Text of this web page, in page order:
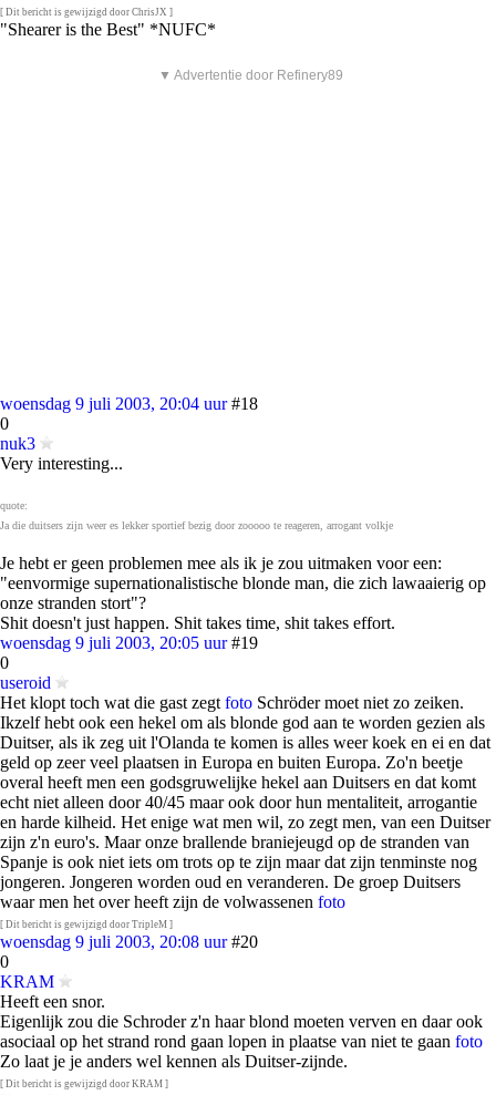
[ Dit bericht is gewijzigd door ChrisJX ]
"Shearer is the Best" *NUFC*
▼ Advertentie door Refinery89
woensdag 9 juli 2003, 20:04 uur #18
0
nuk3
Very interesting...
quote:
Ja die duitsers zijn weer es lekker sportief bezig door zooooo te reageren, arrogant volkje
Je hebt er geen problemen mee als ik je zou uitmaken voor een:
"eenvormige supernationalistische blonde man, die zich lawaaierig op
onze stranden stort"?
Shit doesn't just happen. Shit takes time, shit takes effort.
woensdag 9 juli 2003, 20:05 uur #19
0
useroid
Het klopt toch wat die gast zegt foto Schröder moet niet zo zeiken.
Ikzelf hebt ook een hekel om als blonde god aan te worden gezien als
Duitser, als ik zeg uit l'Olanda te komen is alles weer koek en ei en dat
geld op zeer veel plaatsen in Europa en buiten Europa. Zo'n beetje
overal heeft men een godsgruwelijke hekel aan Duitsers en dat komt
echt niet alleen door 40/45 maar ook door hun mentaliteit, arrogantie
en harde kilheid. Het enige wat men wil, zo zegt men, van een Duitser
zijn z'n euro's. Maar onze brallende braniejeugd op de stranden van
Spanje is ook niet iets om trots op te zijn maar dat zijn tenminste nog
jongeren. Jongeren worden oud en veranderen. De groep Duitsers
waar men het over heeft zijn de volwassenen foto
[ Dit bericht is gewijzigd door TripleM ]
woensdag 9 juli 2003, 20:08 uur #20
0
KRAM
Heeft een snor.
Eigenlijk zou die Schroder z'n haar blond moeten verven en daar ook
asociaal op het strand rond gaan lopen in plaatse van niet te gaan foto
Zo laat je je anders wel kennen als Duitser-zijnde.
[ Dit bericht is gewijzigd door KRAM ]